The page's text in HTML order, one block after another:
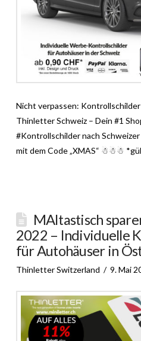
Nicht verpassen: Kontrollschilder
Thinletter Schweiz – Dein #1
#Kontrollschilder nach
mit dem Code „XMAS“ ☃☃☃
MAItastisch
2022 – Individuelle
für Autohäuser in
Thinletter Switzerland 9. Mai